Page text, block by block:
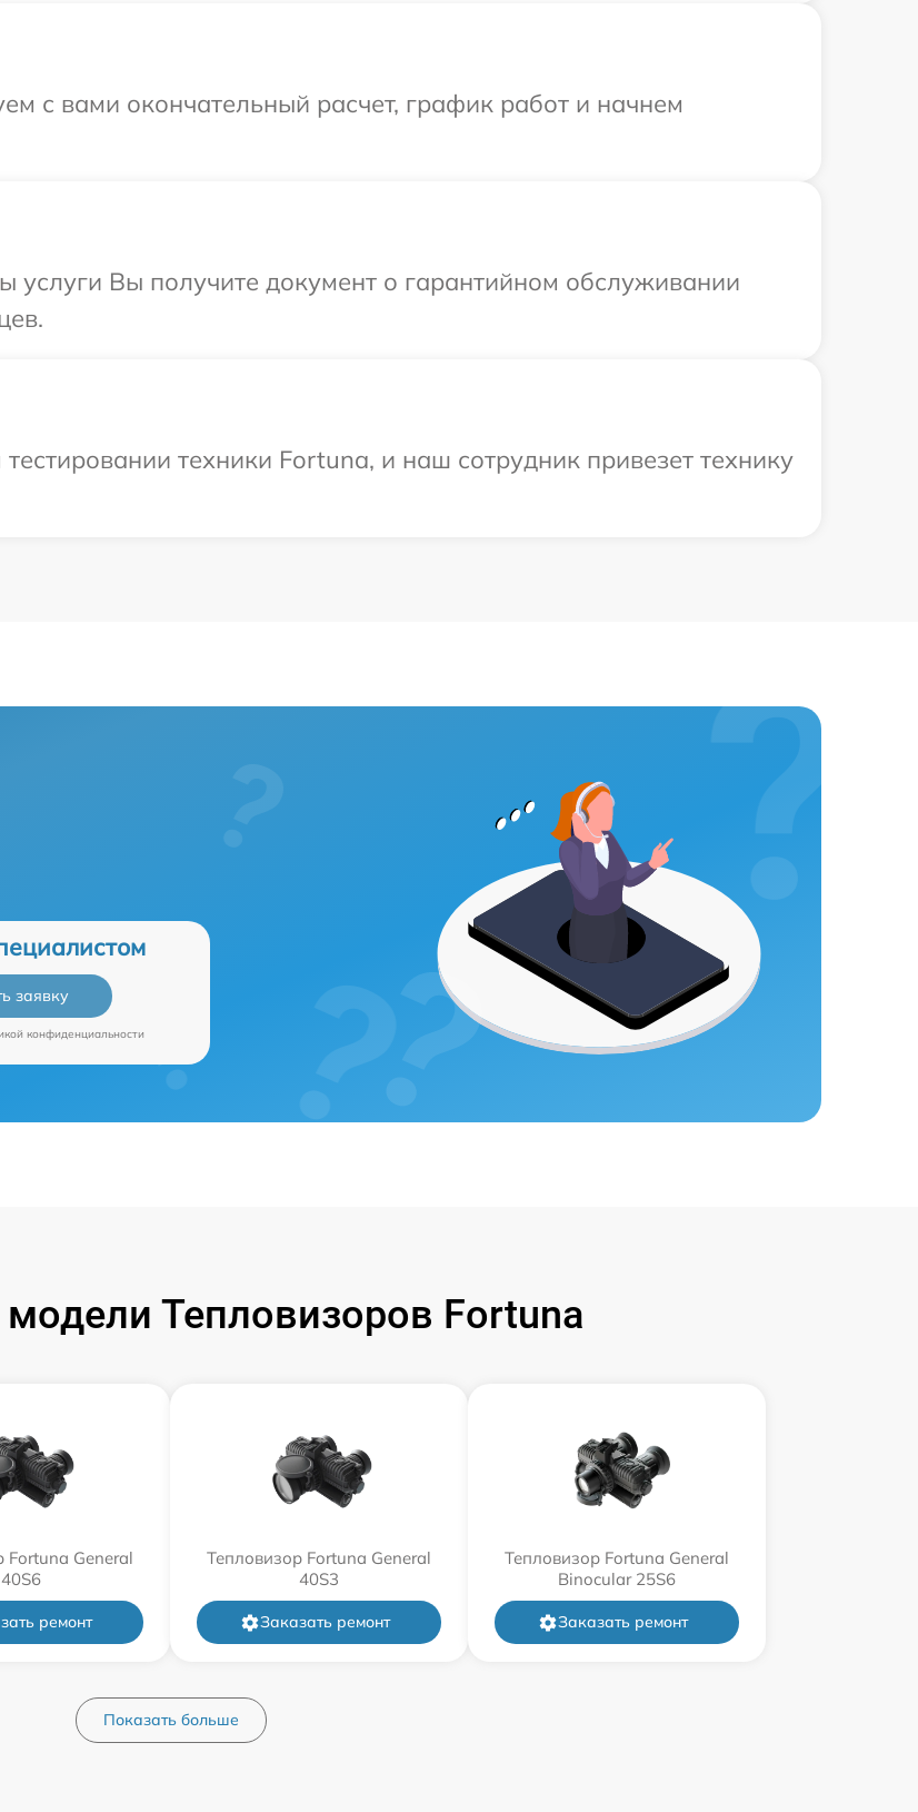
с вами окончательный расчет, график работ и начнем
услуги Вы получите документ о гарантийном обслуживании
техники Fortuna, и наш сотрудник привезет технику
заявку
конфиденциальности
Тепловизоров Fortuna
Fortuna General
40S6
ремонт
Тепловизор Fortuna General
40S3
Заказать ремонт
Тепловизор Fortuna General
Binocular 25S6
Заказать ремонт
Показать больше